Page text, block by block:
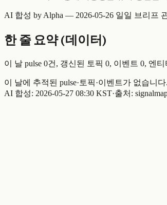
AI 합성 by Alpha — 2026-05-26 일일 브리프
한 줄 요약 (데이터)
이 날 pulse 0건, 갱신된 토픽 0, 이벤트 0, 엔티
이 날에 추적된 pulse·토픽·이벤트가 없습니다.
AI 합성: 2026-05-27 08:30 KST·출처: